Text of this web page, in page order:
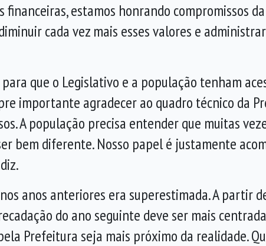
estamos honrando compromissos
cada vez mais esses valores e
que o Legislativo e a população tenham
importante agradecer ao quadro técnico da
A população precisa entender que muitas
bem diferente. Nosso papel é justamente
anos anteriores era superestimada. A partir
do ano seguinte deve ser mais
Prefeitura seja mais próximo da realidade.